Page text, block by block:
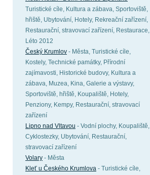
Turistické cíle, Kultura a zábava, Sportoviště,
hřiště, Ubytování, Hotely, Rekreační zařízení,
Restaurační, stravovací zařízení, Restaurace,
Léto 2012
Český Krumlov - Města, Turistické cíle,
Kostely, Technické památky, Přírodní
zajímavosti, Historické budovy, Kultura a
zábava, Muzea, Kina, Galerie a výstavy,
Sportoviště, hřiště, Koupaliště, Hotely,
Penziony, Kempy, Restaurační, stravovací
zařízení
Lipno nad Vltavou - Vodní plochy, Koupaliště,
Cyklostezky, Ubytování, Restaurační,
stravovací zařízení
Volary - Města
Kleť u Českého Krumlova - Turistické cíle,